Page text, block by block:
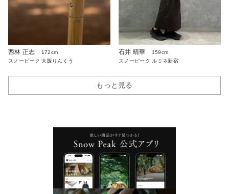
西林 正志
172cm
スノーピーク 大阪りんくう
石井 晴華
159cm
スノーピーク ルミネ新宿
もっと見る